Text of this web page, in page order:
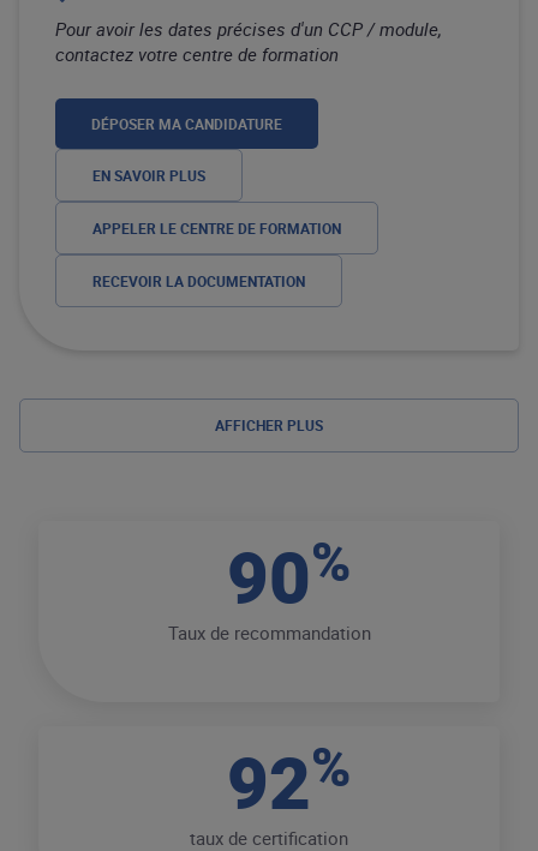
Pour avoir les dates précises d'un CCP / module,
contactez votre centre de formation
DÉPOSER MA CANDIDATURE
EN SAVOIR PLUS
APPELER LE CENTRE DE FORMATION
RECEVOIR LA DOCUMENTATION
AFFICHER PLUS
90%
Taux de recommandation
92%
taux de certification